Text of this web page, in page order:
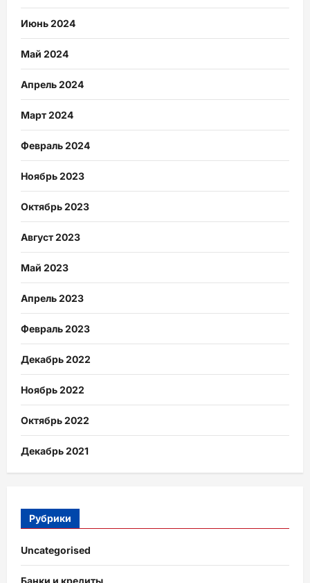
Июнь 2024
Май 2024
Апрель 2024
Март 2024
Февраль 2024
Ноябрь 2023
Октябрь 2023
Август 2023
Май 2023
Апрель 2023
Февраль 2023
Декабрь 2022
Ноябрь 2022
Октябрь 2022
Декабрь 2021
Рубрики
Uncategorised
Банки и кредиты